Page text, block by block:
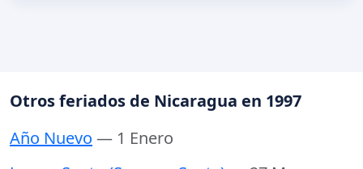
Otros feriados de Nicaragua en 1997
Año Nuevo — 1 Enero